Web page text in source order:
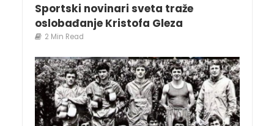
Sportski novinari sveta traže
oslobađanje Kristofa Gleza
2 Min Read